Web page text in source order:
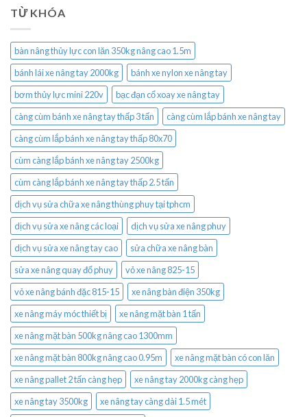
TỪ KHÓA
bàn nâng thủy lực con lăn 350kg nâng cao 1.5m
bánh lái xe nâng tay 2000kg
bánh xe nylon xe nâng tay
bơm thủy lực mini 220v
bạc đạn cổ xoay xe nâng tay
càng cùm bánh xe nâng tay thấp 3 tấn
càng cùm lắp bánh xe nâng tay
càng cùm lắp bánh xe nâng tay thấp 80x70
cùm càng lắp bánh xe nâng tay 2500kg
cùm càng lắp bánh xe nâng tay thấp 2.5 tấn
dịch vụ sửa chữa xe nâng thùng phuy tại tphcm
dịch vụ sửa xe nâng các loại
dịch vụ sửa xe nâng phuy
dịch vụ sửa xe nâng tay cao
sửa chữa xe nâng bàn
sửa xe nâng quay đổ phuy
vỏ xe nâng 825-15
vỏ xe nâng bánh đặc 815-15
xe nâng bàn điện 350kg
xe nâng máy móc thiết bị
xe nâng mặt bàn 1 tấn
xe nâng mặt bàn 500kg nâng cao 1300mm
xe nâng mặt bàn 800kg nâng cao 0.95m
xe nâng mặt bàn có con lăn
xe nâng pallet 2 tấn càng hẹp
xe nâng tay 2000kg càng hẹp
xe nâng tay 3500kg
xe nâng tay càng dài 1.5 mét